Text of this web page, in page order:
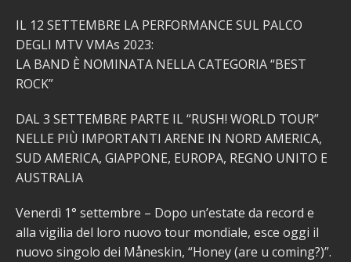
IL 12 SETTEMBRE LA PERFORMANCE SUL PALCO
DEGLI MTV VMAs 2023:
LA BAND È NOMINATA NELLA CATEGORIA “BEST
ROCK”
DAL 3 SETTEMBRE PARTE IL “RUSH! WORLD TOUR”
NELLE PIÙ IMPORTANTI ARENE IN NORD AMERICA,
SUD AMERICA, GIAPPONE, EUROPA, REGNO UNITO E
AUSTRALIA
Venerdì 1° settembre – Dopo un’estate da record e
alla vigilia del loro nuovo tour mondiale, esce oggi il
nuovo singolo dei Måneskin, “Honey (are u coming?)”.